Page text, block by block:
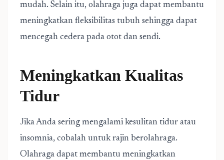
mudah. Selain itu, olahraga juga dapat membantu
meningkatkan fleksibilitas tubuh sehingga dapat
mencegah cedera pada otot dan sendi.
Meningkatkan Kualitas
Tidur
Jika Anda sering mengalami kesulitan tidur atau
insomnia, cobalah untuk rajin berolahraga.
Olahraga dapat membantu meningkatkan